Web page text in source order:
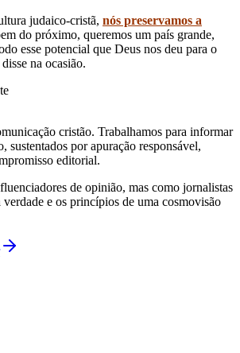
judaico-cristã, nós preservamos a
do próximo, queremos um país grande,
esse potencial que Deus nos deu para o
na ocasião.
cristão. Trabalhamos para informar
sustentados por apuração responsável,
editorial.
de opinião, mas como jornalistas
e os princípios de uma cosmovisão